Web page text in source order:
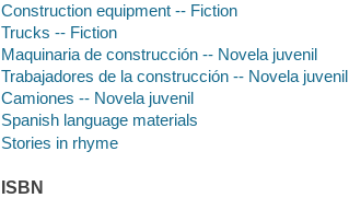
Construction equipment -- Fiction
Trucks -- Fiction
Maquinaria de construcción -- Novela juvenil
Trabajadores de la construcción -- Novela juvenil
Camiones -- Novela juvenil
Spanish language materials
Stories in rhyme
ISBN